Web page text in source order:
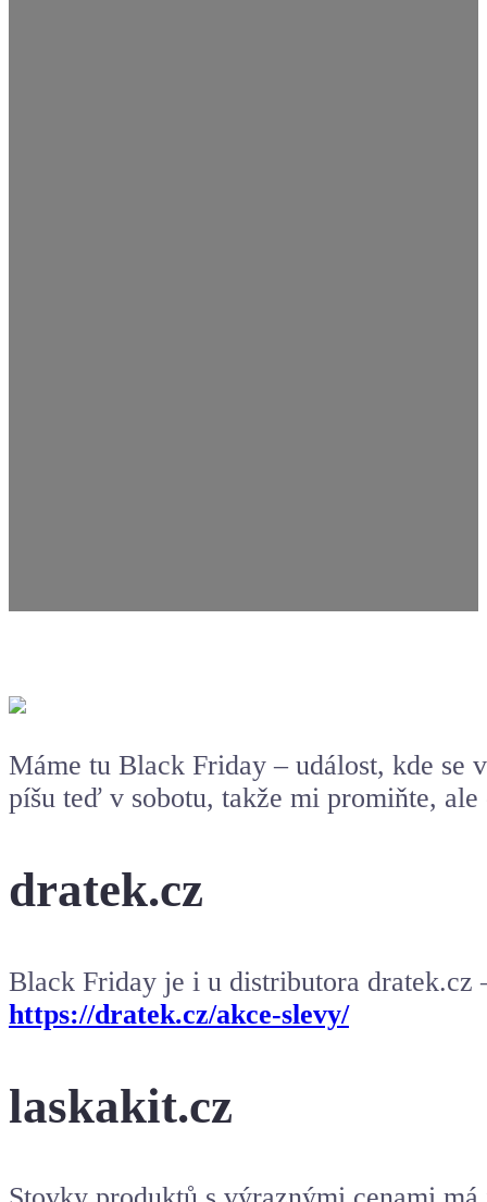
Máme tu Black Friday – událost, kde se
píšu teď v sobotu, takže mi promiňte,
dratek.cz
Black Friday je i u distributora dratek.cz
https://dratek.cz/akce-slevy/
laskakit.cz